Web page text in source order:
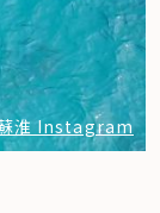
淮 Instagram